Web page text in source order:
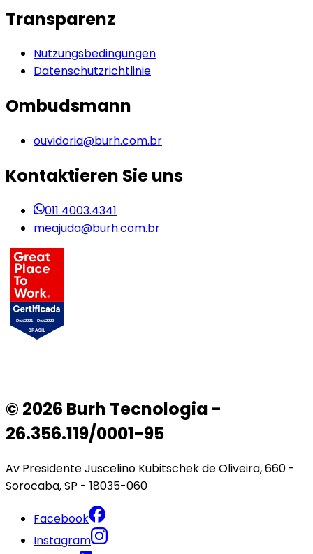
Transparenz
Nutzungsbedingungen
Datenschutzrichtlinie
Ombudsmann
ouvidoria@burh.com.br
Kontaktieren Sie uns
011 4003.4341
meajuda@burh.com.br
© 2026 Burh Tecnologia -
26.356.119/0001-95
Av Presidente Juscelino Kubitschek de Oliveira, 660 -
Sorocaba, SP - 18035-060
Facebook
Instagram